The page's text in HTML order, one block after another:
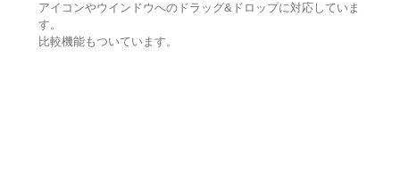
アイコンやウインドウへのドラッグ&ドロップに対応していま
す。
比較機能もついています。